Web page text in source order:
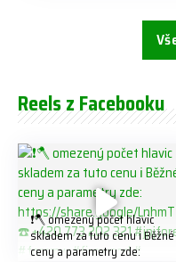
Reels z Facebooku
❗️🪓 omezený počet hlavic
skladem za tuto cenu ℹ️ Běžné
ceny a parametry zde: